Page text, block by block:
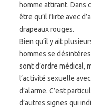
homme attirant. Dans
être qu’il flirte avec
drapeaux rouges.
Bien qu’il y ait
hommes se
sont d’ordre médical,
l’activité sexuelle
d’alarme. C’est
d’autres signes qui